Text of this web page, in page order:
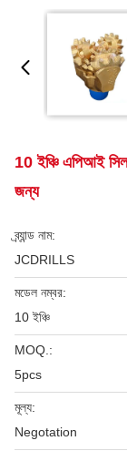
10 ইঞ্চি এপিআই সিল
জন্য
ব্র্যান্ড নাম:
JCDRILLS
মডেল নম্বর:
10 ইঞ্চি
MOQ.:
5pcs
মূল্য:
Negotation